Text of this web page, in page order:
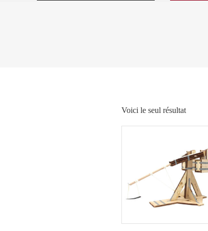
Voici le seul résultat